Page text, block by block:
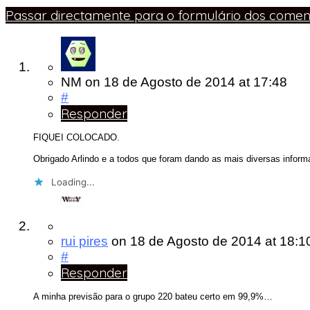
Passar directamente para o formulário dos
NM on 18 de Agosto de 2014 at 17:48
#
Responder
FIQUEI COLOCADO.
Obrigado Arlindo e a todos que foram dando as mais diversas
Loading...
rui pires on 18 de Agosto de 2014 at
#
Responder
A minha previsão para o grupo 220 bateu certo em 99,9%…